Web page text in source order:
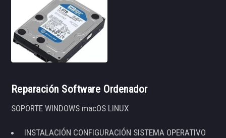
Reparación Software Ordenador
SOPORTE WINDOWS macOS LINUX
INSTALACIÓN CONFIGURACIÓN SISTEMA OPERATIVO